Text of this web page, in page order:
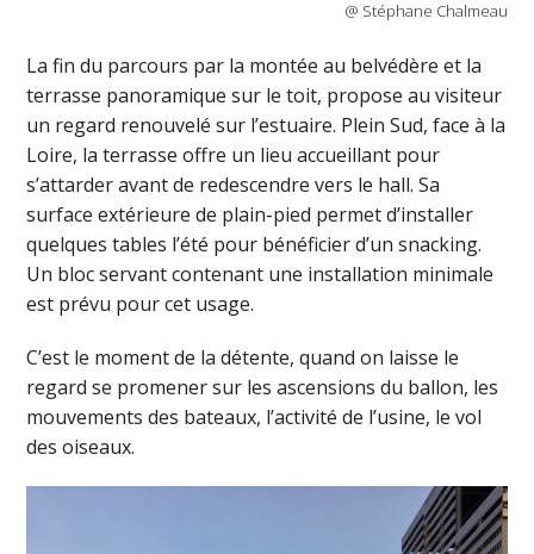
@ Stéphane Chalmeau
La fin du parcours par la montée au belvédère et la
terrasse panoramique sur le toit, propose au visiteur
un regard renouvelé sur l’estuaire. Plein Sud, face à la
Loire, la terrasse offre un lieu accueillant pour
s’attarder avant de redescendre vers le hall. Sa
surface extérieure de plain-pied permet d’installer
quelques tables l’été pour bénéficier d’un snacking.
Un bloc servant contenant une installation minimale
est prévu pour cet usage.
C’est le moment de la détente, quand on laisse le
regard se promener sur les ascensions du ballon, les
mouvements des bateaux, l’activité de l’usine, le vol
des oiseaux.